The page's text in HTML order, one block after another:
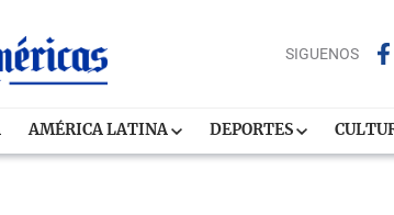
SIGUENOS
AMÉRICA LATINA DEPORTES